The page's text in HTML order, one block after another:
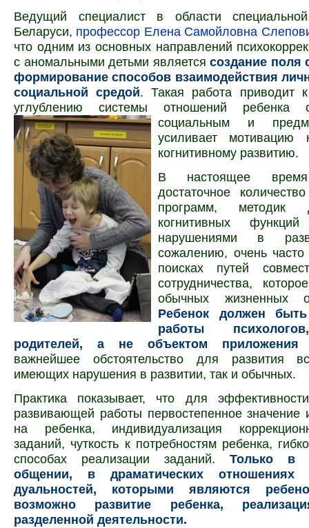
Ведущий специалист в области
Беларуси, профессор Елена Самойловна
что одним из основных направлений
с аномальными детьми являетсясоздание поля
формирование способов взаимодействия
социальной средой. Такая работа приводит
углублению системы отношений ребенка
социальным и
усиливает мотивацию
когнитивному развитию.
В настоящее
достаточное
программ, методик
когнитивных
нарушениями в
сожалению, очень
поисках путей
сотрудничества,
обычных жизненных
Ребенок должен быть
работы
родителей, а не объектом приложения
важнейшее обстоятельство для развития
имеющих нарушения в развитии, так и обычных.
Практика показывает, что для
развивающей работы первостепенное значение
на ребенка, индивидуали­зация
заданий, чуткость к потребностям ребенка,
способах реализации заданий. Только в
общении, в драматических
дуальностей, которыми являются
возможно развитие ребенка,
разделенной деятельности.